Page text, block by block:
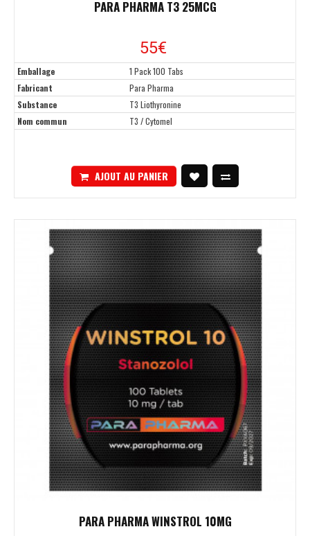
PARA PHARMA T3 25MCG
55€
Emballage
1 Pack 100 Tabs
Fabricant
Para Pharma
Substance
T3 Liothyronine
Nom commun
T3 / Cytomel
AJOUT AU PANIER
PARA PHARMA WINSTROL 10MG